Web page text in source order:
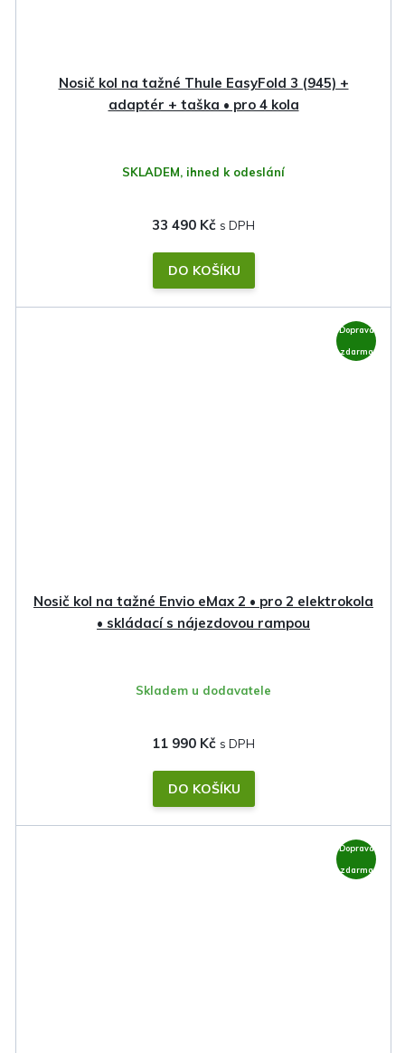
Nosič kol na tažné Thule EasyFold 3 (945) +
adaptér + taška • pro 4 kola
SKLADEM, ihned k odeslání
33 490 Kč
DO KOŠÍKU
Doprava
zdarma
Nosič kol na tažné Envio eMax 2 • pro 2 elektrokola
• skládací s nájezdovou rampou
Skladem u dodavatele
11 990 Kč
DO KOŠÍKU
Doprava
zdarma